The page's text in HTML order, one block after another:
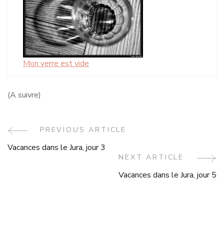
Mon verre est vide
(A suivre)
Post
PREVIOUS ARTICLE
Vacances dans le Jura, jour 3
NEXT ARTICLE
Vacances dans le Jura, jour 5